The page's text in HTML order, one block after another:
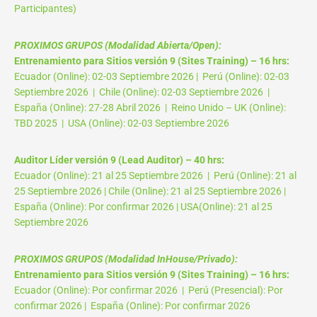
Participantes)
PROXIMOS GRUPOS (Modalidad Abierta/Open):
Entrenamiento para Sitios versión 9 (Sites Training) – 16 hrs:
Ecuador (Online): 02-03 Septiembre 2026 | Perú (Online): 02-03
Septiembre 2026 | Chile (Online): 02-03 Septiembre 2026 |
España (Online): 27-28 Abril 2026 | Reino Unido – UK (Online):
TBD 2025 | USA (Online): 02-03 Septiembre 2026
Auditor Líder versión 9 (Lead Auditor) – 40 hrs:
Ecuador (Online): 21 al 25 Septiembre 2026 | Perú (Online): 21 al
25 Septiembre 2026 | Chile (Online): 21 al 25 Septiembre 2026 |
España (Online): Por confirmar 2026 | USA(Online): 21 al 25
Septiembre 2026
PROXIMOS GRUPOS (Modalidad InHouse/Privado):
Entrenamiento para Sitios versión 9 (Sites Training) – 16 hrs:
Ecuador (Online): Por confirmar 2026 | Perú (Presencial): Por
confirmar 2026 | España (Online): Por confirmar 2026